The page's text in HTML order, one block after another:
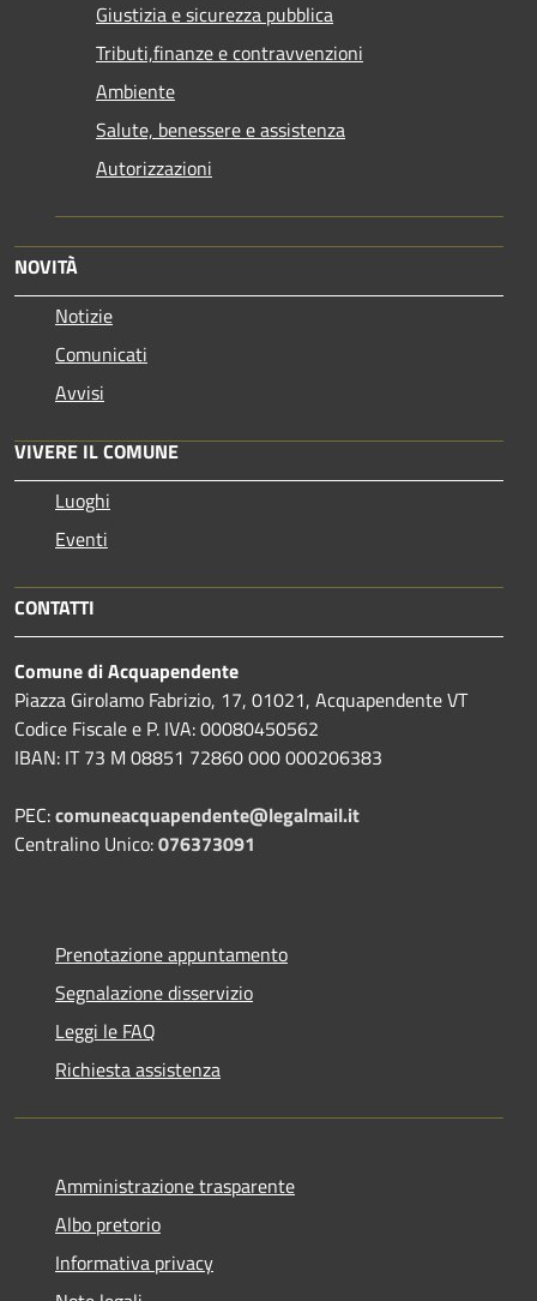
Giustizia e sicurezza pubblica
Tributi,finanze e contravvenzioni
Ambiente
Salute, benessere e assistenza
Autorizzazioni
NOVITÀ
Notizie
Comunicati
Avvisi
VIVERE IL COMUNE
Luoghi
Eventi
CONTATTI
Comune di Acquapendente
Piazza Girolamo Fabrizio, 17, 01021, Acquapendente VT
Codice Fiscale e P. IVA: 00080450562
IBAN: IT 73 M 08851 72860 000 000206383
PEC:comuneacquapendente@legalmail.it
Centralino Unico:076373091
Prenotazione appuntamento
Segnalazione disservizio
Leggi le FAQ
Richiesta assistenza
Amministrazione trasparente
Albo pretorio
Informativa privacy